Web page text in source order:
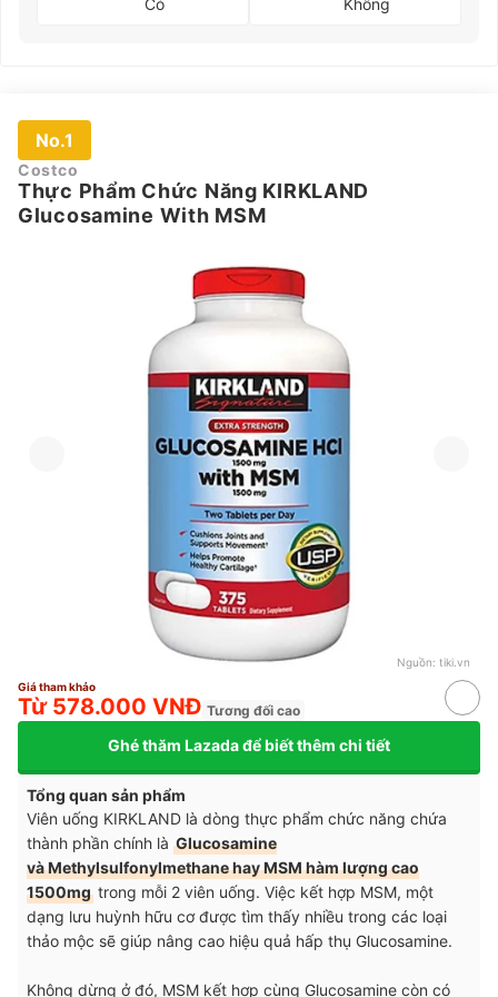
No.1
Costco
Thực Phẩm Chức Năng KIRKLAND
Glucosamine With MSM
Nguồn: tiki.vn
Giá tham khảo
Từ 578.000 VNĐ Tương đối cao
Ghé thăm Lazada để biết thêm chi tiết
Tổng quan sản phẩm
Viên uống KIRKLAND là dòng thực phẩm chức năng chứa
thành phần chính là Glucosamine
và Methylsulfonylmethane hay MSM hàm lượng cao
1500mg trong mỗi 2 viên uống. Việc kết hợp MSM, một
dạng lưu huỳnh hữu cơ được tìm thấy nhiều trong các loại
thảo mộc sẽ giúp nâng cao hiệu quả hấp thụ Glucosamine.
Không dừng ở đó, MSM kết hợp cùng Glucosamine còn có